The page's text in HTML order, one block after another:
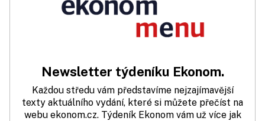
Newsletter týdeníku Ekonom.
Každou středu vám představíme nejzajímavější
texty aktuálního vydání, které si můžete přečíst na
webu ekonom.cz. Týdeník Ekonom vám už více jak